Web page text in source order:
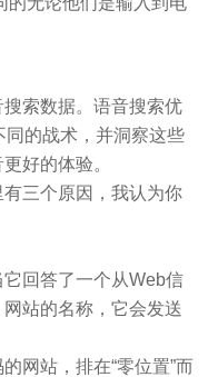
索数据。语音搜索优
的战术，并洞察这些
好的体验。
三个原因，我认为你
回答了一个从Web信
站的名称，它会发送
网站，排在“零位置”而